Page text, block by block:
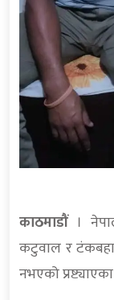
काठमाडौं।
कटुवाल र
नभएको